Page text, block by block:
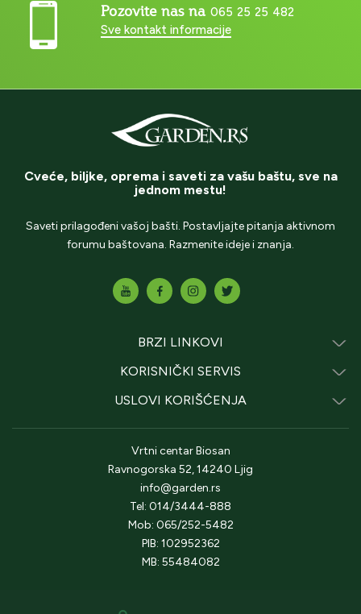
Pozovite nas na 065 25 25 482
Sve kontakt informacije
Cveće, biljke, oprema i saveti za vašu baštu, sve na
jednom mestu!
Saveti prilagođeni vašoj bašti. Postavljajte pitanja aktivnom
forumu baštovana. Razmenite ideje i znanja.
BRZI LINKOVI
KORISNIČKI SERVIS
USLOVI KORIŠĆENJA
Vrtni centar Biosan
Ravnogorska 52, 14240 Ljig
info@garden.rs
Tel: 014/3444-888
Mob: 065/252-5482
PIB: 102952362
MB: 55484082